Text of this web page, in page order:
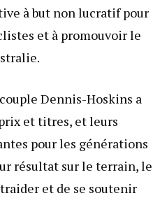
à but non lucratif pour
et à promouvoir le
Dennis-Hoskins a
et titres, et leurs
pour les générations
résultat sur le terrain, le
et de se soutenir